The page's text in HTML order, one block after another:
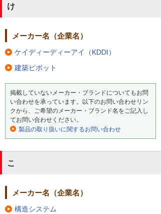
け
メーカー名（企業名）
ケイディーディーアイ（KDDI）
建築ピボット
掲載していないメーカー・ブランドについてもお問
い合わせを承っています。以下のお問い合わせリン
クから、ご希望のメーカー・ブランド名をご記入し
てお問い合わせください。
製品の取り扱いに関するお問い合わせ
こ
メーカー名（企業名）
構造システム